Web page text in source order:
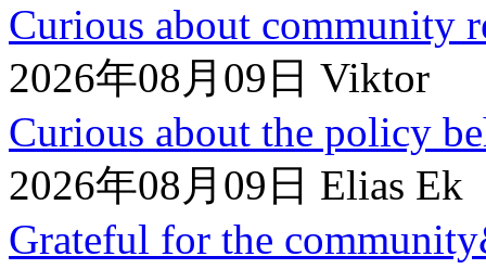
Curious about community
2026年08月09日 Viktor
Curious about the policy
2026年08月09日 Elias Ek
Grateful for the